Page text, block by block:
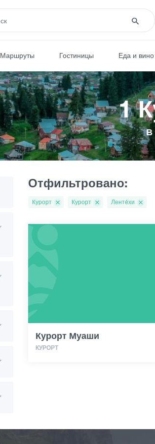
Маршруты Гостиницы Еда и вино
1
В
Отфильтровано:
Курорт Курорт Ленте́хи
Курорт Муаши
КУРОРТ